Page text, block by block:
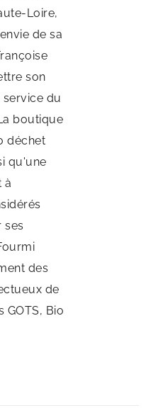
Loire,
de sa
son
du
boutique
déchet
qu'une
à
ses
des
de
GOTS, Bio